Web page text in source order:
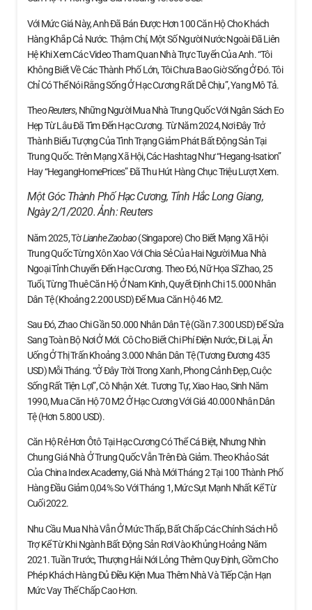
Với Mức Giá Này, Anh Đã Bán Được Hơn 100 Căn Hộ Cho Khách
Hàng Khắp Cả Nước. Thậm Chí, Một Số Người Nước Ngoài Đã Liên
Hệ Khi Xem Các Video Tham Quan Nhà Trực Tuyến Của Anh. “Tôi
Không Biết Về Các Thành Phố Lớn, Tôi Chưa Bao Giờ Sống Ở Đó. Tôi
Chỉ Có Thể Nói Rằng Sống Ở Hạc Cương Rất Dễ Chịu”, Yang Mô Tả.
TheoReuters, Những Người Mua Nhà Trung Quốc Với Ngân Sách Eo
Hẹp Từ Lâu Đã Tìm Đến Hạc Cương. Từ Năm 2024, Nơi Đây Trở
Thành Biểu Tượng Của Tình Trạng Giảm Phát Bất Động Sản Tại
Trung Quốc. Trên Mạng Xã Hội, Các Hashtag Như “Hegang-Isation”
Hay “HegangHomePrices” Đã Thu Hút Hàng Chục Triệu Lượt Xem.
Một Góc Thành Phố Hạc Cương, Tỉnh Hắc Long Giang,
Ngày 2/1/2020. Ảnh:Reuters
Năm 2025, TờLianhe Zaobao(Singapore) Cho Biết Mạng Xã Hội
Trung Quốc Từng Xôn Xao Với Chia Sẻ Của Hai Người Mua Nhà
Ngoại Tỉnh Chuyển Đến Hạc Cương. Theo Đó, Nữ Họa Sĩ Zhao, 25
Tuổi, Từng Thuê Căn Hộ Ở Nam Kinh, Quyết Định Chi 15.000 Nhân
Dân Tệ (khoảng 2.200 USD) Để Mua Căn Hộ 46 M2.
Sau Đó, Zhao Chi Gần 50.000 Nhân Dân Tệ (gần 7.300 USD) Để Sửa
Sang Toàn Bộ Nơi Ở Mới. Cô Cho Biết Chi Phí Điện Nước, Đi Lại, Ăn
Uống Ở Thị Trấn Khoảng 3.000 Nhân Dân Tệ (tương Đương 435
USD) Mỗi Tháng. “Ở Đây Trời Trong Xanh, Phong Cảnh Đẹp, Cuộc
Sống Rất Tiện Lợi”, Cô Nhận Xét. Tương Tự, Xiao Hao, Sinh Năm
1990, Mua Căn Hộ 70 M2 Ở Hạc Cương Với Giá 40.000 Nhân Dân
Tệ (hơn 5.800 USD).
Căn Hộ Rẻ Hơn Ôtô Tại Hạc Cương Có Thể Cá Biệt, Nhưng Nhìn
Chung Giá Nhà Ở Trung Quốc Vẫn Trên Đà Giảm. Theo Khảo Sát
Của China Index Academy, Giá Nhà Mới Tháng 2 Tại 100 Thành Phố
Hàng Đầu Giảm 0,04% So Với Tháng 1, Mức Sụt Mạnh Nhất Kể Từ
Cuối 2022.
Nhu Cầu Mua Nhà Vẫn Ở Mức Thấp, Bất Chấp Các Chính Sách Hỗ
Trợ Kể Từ Khi Ngành Bất Động Sản Rơi Vào Khủng Hoảng Năm
2021. Tuần Trước, Thượng Hải Nới Lỏng Thêm Quy Định, Gồm Cho
Phép Khách Hàng Đủ Điều Kiện Mua Thêm Nhà Và Tiếp Cận Hạn
Mức Vay Thế Chấp Cao Hơn.